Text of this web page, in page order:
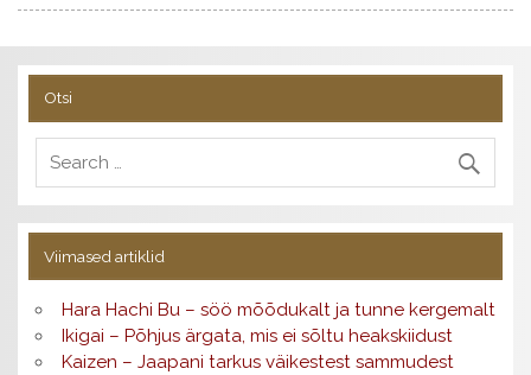
Otsi
Viimased artiklid
Hara Hachi Bu – söö mõõdukalt ja tunne kergemalt
Ikigai – Põhjus ärgata, mis ei sõltu heakskiidust
Kaizen – Jaapani tarkus väikestest sammudest